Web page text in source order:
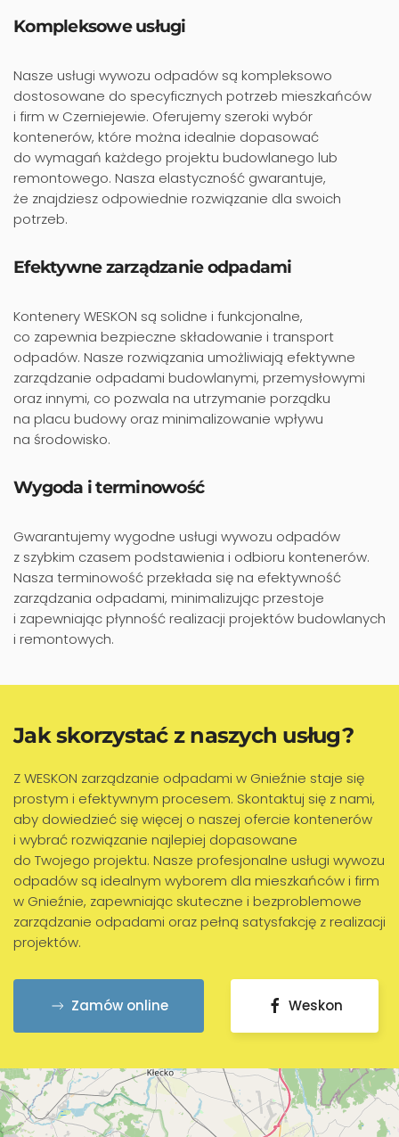
Kompleksowe usługi
Nasze usługi wywozu odpadów są kompleksowo
dostosowane do specyficznych potrzeb mieszkańców
i firm w Czerniejewie. Oferujemy szeroki wybór
kontenerów, które można idealnie dopasować
do wymagań każdego projektu budowlanego lub
remontowego. Nasza elastyczność gwarantuje,
że znajdziesz odpowiednie rozwiązanie dla swoich
potrzeb.
Efektywne zarządzanie odpadami
Kontenery WESKON są solidne i funkcjonalne,
co zapewnia bezpieczne składowanie i transport
odpadów. Nasze rozwiązania umożliwiają efektywne
zarządzanie odpadami budowlanymi, przemysłowymi
oraz innymi, co pozwala na utrzymanie porządku
na placu budowy oraz minimalizowanie wpływu
na środowisko.
Wygoda i terminowość
Gwarantujemy wygodne usługi wywozu odpadów
z szybkim czasem podstawienia i odbioru kontenerów.
Nasza terminowość przekłada się na efektywność
zarządzania odpadami, minimalizując przestoje
i zapewniając płynność realizacji projektów budowlanych
i remontowych.
Jak skorzystać z naszych usług?
Z WESKON zarządzanie odpadami w Gnieźnie staje się
prostym i efektywnym procesem. Skontaktuj się z nami,
aby dowiedzieć się więcej o naszej ofercie kontenerów
i wybrać rozwiązanie najlepiej dopasowane
do Twojego projektu. Nasze profesjonalne usługi wywozu
odpadów są idealnym wyborem dla mieszkańców i firm
w Gnieźnie, zapewniając skuteczne i bezproblemowe
zarządzanie odpadami oraz pełną satysfakcję z realizacji
projektów.
Zamów online Weskon